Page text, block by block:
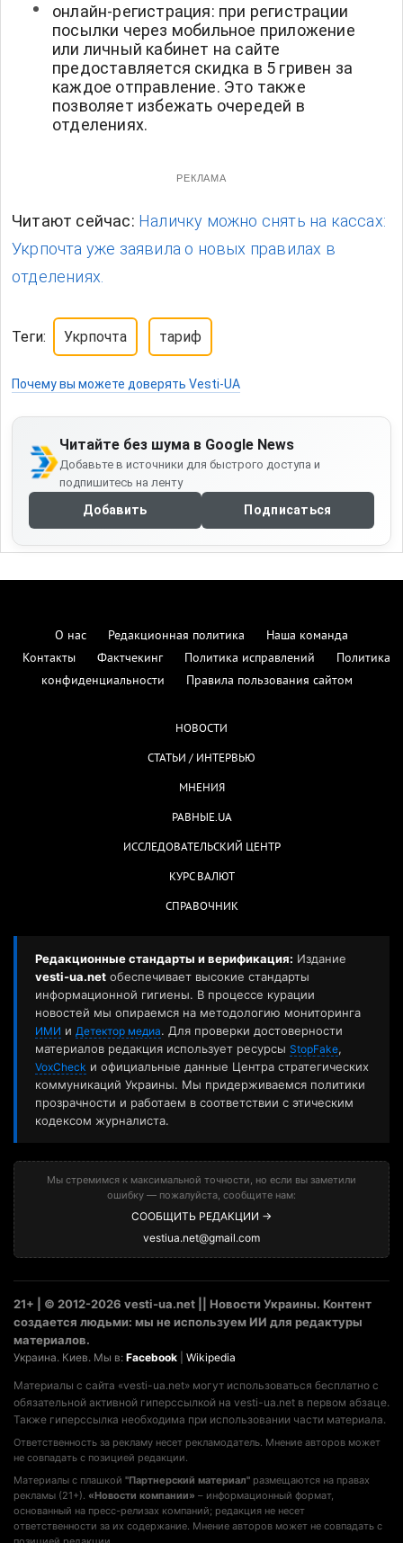
онлайн-регистрация: при регистрации
посылки через мобильное приложение
или личный кабинет на сайте
предоставляется скидка в 5 гривен за
каждое отправление. Это также
позволяет избежать очередей в
отделениях.
РЕКЛАМА
Читают сейчас: Наличку можно снять на кассах:
Укрпочта уже заявила о новых правилах в
отделениях.
Теги: Укрпочта тариф
Почему вы можете доверять Vesti-UA
Читайте без шума в Google News
Добавьте в источники для быстрого доступа и
подпишитесь на ленту
Добавить Подписаться
О нас Редакционная политика
Наша команда
Контакты
Фактчекинг Политика исправлений
Политика
конфиденциальности
Правила пользования сайтом
НОВОСТИ
СТАТЬИ / ИНТЕРВЬЮ
МНЕНИЯ
РАВНЫЕ.UA
ИССЛЕДОВАТЕЛЬСКИЙ ЦЕНТР
КУРС ВАЛЮТ
СПРАВОЧНИК
Редакционные стандарты и верификация: Издание
vesti-ua.net обеспечивает высокие стандарты
информационной гигиены. В процессе курации
новостей мы опираемся на методологию мониторинга
ИМИ и Детектор медиа. Для проверки достоверности
материалов редакция использует ресурсы StopFake,
VoxCheck и официальные данные Центра стратегических
коммуникаций Украины. Мы придерживаемся политики
прозрачности и работаем в соответствии с этическим
кодексом журналиста.
Мы стремимся к максимальной точности, но если вы заметили
ошибку — пожалуйста, сообщите нам:
СООБЩИТЬ РЕДАКЦИИ →
vestiua.net@gmail.com
21+ | © 2012-2026 vesti-ua.net || Новости Украины. Контент
создается людьми: мы не используем ИИ для редактуры
материалов.
Украина. Киев. Мы в: Facebook Wikipedia
Материалы с сайта «vesti-ua.net» могут использоваться бесплатно с
обязательной активной гиперссылкой на vesti-ua.net в первом абзаце.
Также гиперссылка необходима при использовании части материала.
Ответственность за рекламу несет рекламодатель. Мнение авторов может
не совпадать с позицией редакции.
Материалы с плашкой "Партнерский материал" размещаются на правах
рекламы (21+). «Новости компании» – информационный формат,
основанный на пресс-релизах компаний; редакция не несет
ответственности за их содержание. Мнение авторов может не совпадать с